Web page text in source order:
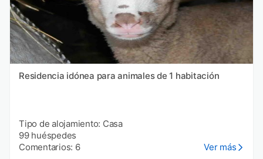
Residencia idónea para animales de 1 habitación
Tipo de alojamiento: Casa
99 huéspedes
Comentarios: 6
Ver más